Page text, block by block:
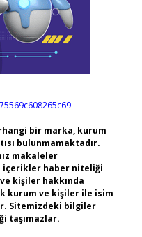
bir marka, kurum
bulunmamaktadır.
makaleler
içerikler haber niteliği
kişiler hakkında
kurum ve kişiler ile isim
Sitemizdeki bilgiler
taşımazlar.